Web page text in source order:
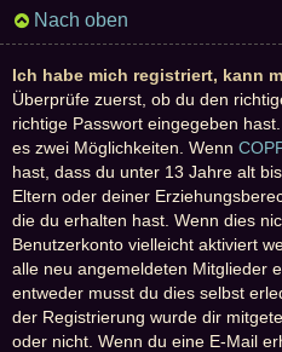
Nach oben
Ich habe mich registriert, kann
Überprüfe zuerst, ob du den
richtige Passwort eingegeben
es zwei Möglichkeiten. Wenn
hast, dass du unter 13 Jahre alt
Eltern oder deiner
die du erhalten hast. Wenn dies
Benutzerkonto vielleicht aktiviert
alle neu angemeldeten Mitglieder
entweder musst du dies selbst
der Registrierung wurde dir
oder nicht. Wenn du eine E-Mail